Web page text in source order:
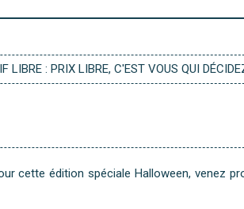
LIBRE : PRIX LIBRE, C'EST VOUS QUI
cette édition spéciale Halloween, venez